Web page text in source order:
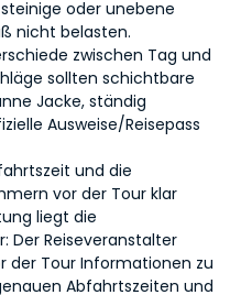
oder unebene
nicht belasten.
zwischen Tag und
sollten schichtbare
Jacke, ständig
Ausweise/Reisepass
und die
vor der Tour klar
liegt die
Der Reiseveranstalter
der Tour Informationen zu
Abfahrtszeiten und